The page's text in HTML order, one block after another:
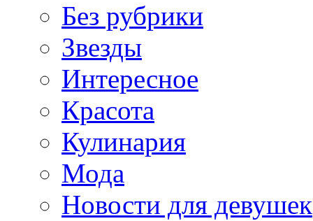
Без рубрики
Звезды
Интересное
Красота
Кулинария
Мода
Новости для девушек